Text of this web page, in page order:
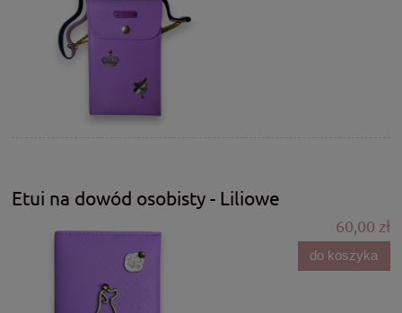
Etui na dowód osobisty - Liliowe
60,00 zł
do koszyka